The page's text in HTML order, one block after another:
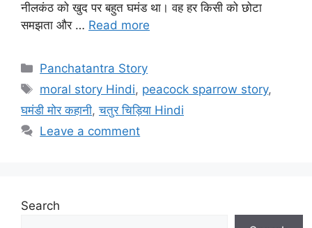
नीलकंठ को खुद पर बहुत घमंड था। वह हर किसी को छोटा
समझता और … Read more
Categories
Panchatantra Story
Tags
moral story Hindi, peacock sparrow story,
घमंडी मोर कहानी,चतुर चिड़िया Hindi
Leave a comment
Search